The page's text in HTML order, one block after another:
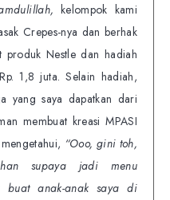
kelompok kami
Crepes-nya dan berhak
produk Nestle dan hadiah
1,8 juta. Selain hadiah,
yang saya dapatkan dari
membuat kreasi MPASI
“Ooo, gini toh,
supaya jadi menu
buat anak-anak saya di